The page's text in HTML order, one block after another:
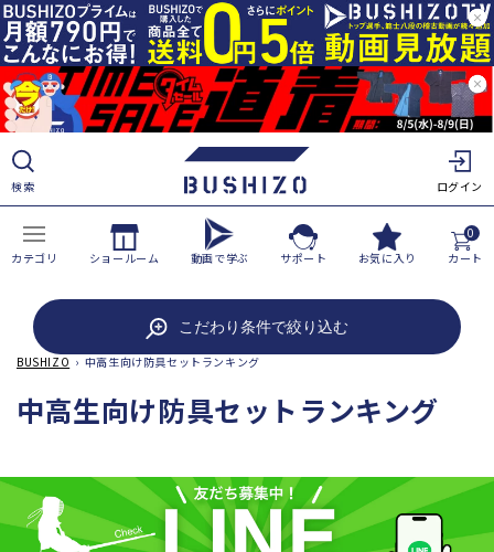
ツ
に
進
む
検索 ログイン
カテゴリ ショールーム 動画で学ぶ サポート お気に入り
0
カート
こだわり条件で絞り込む
BUSHIZO › 中高生向け防具セットランキング
コ
ク
シ
中高生向け防具セットランキング